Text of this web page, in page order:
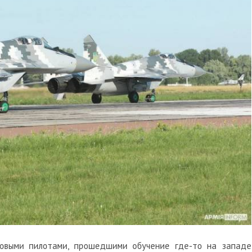
пилотами, прошедшими обучение где-то на западе